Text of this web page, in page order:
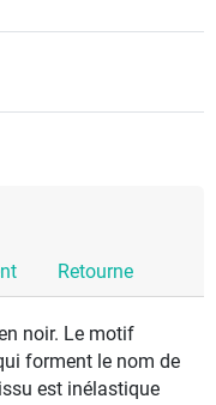
Retourne
noir. Le motif
forment le nom de
est inélastique